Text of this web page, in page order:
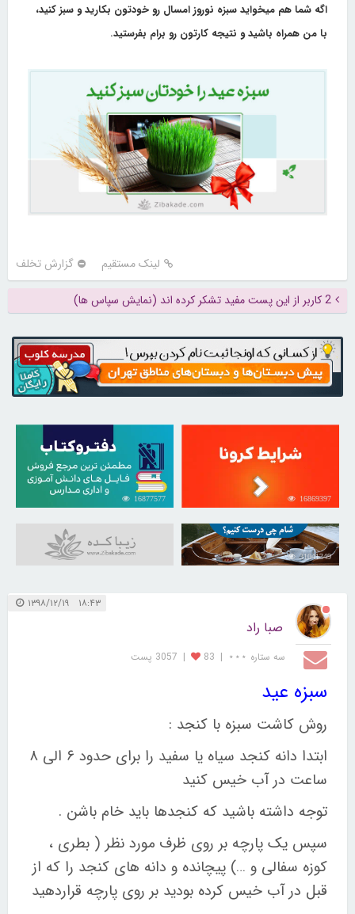
اگه شما هم میخواید سبزه نوروز امسال رو خودتون بکارید و سبز کنید،
با من همراه باشید و نتیجه کارتون رو برام بفرستید.
لینک مستقیم گزارش تخلف
2 کاربر از این پست مفید تشکر کرده اند (نمایش سپاس ها)
16869397
16877577
31041349
۱۸:۴۳ ۱۳۹۸/۱۲/۱۹
صبا راد
سه ستاره ⋆⋆⋆ |
83
| 3057 پست
سبزه عید
روش کاشت سبزه با کنجد :
ابتدا دانه کنجد سیاه یا سفید را برای حدود ۶ الی ۸
ساعت در آب خیس کنید
توجه داشته باشید که کنجدها باید خام باشن .
سپس یک پارچه بر روی ظرف مورد نظر ( بطری ،
کوزه سفالی و …) پیچانده و دانه های کنجد را که از
قبل در آب خیس کرده بودید بر روی پارچه قراردهید